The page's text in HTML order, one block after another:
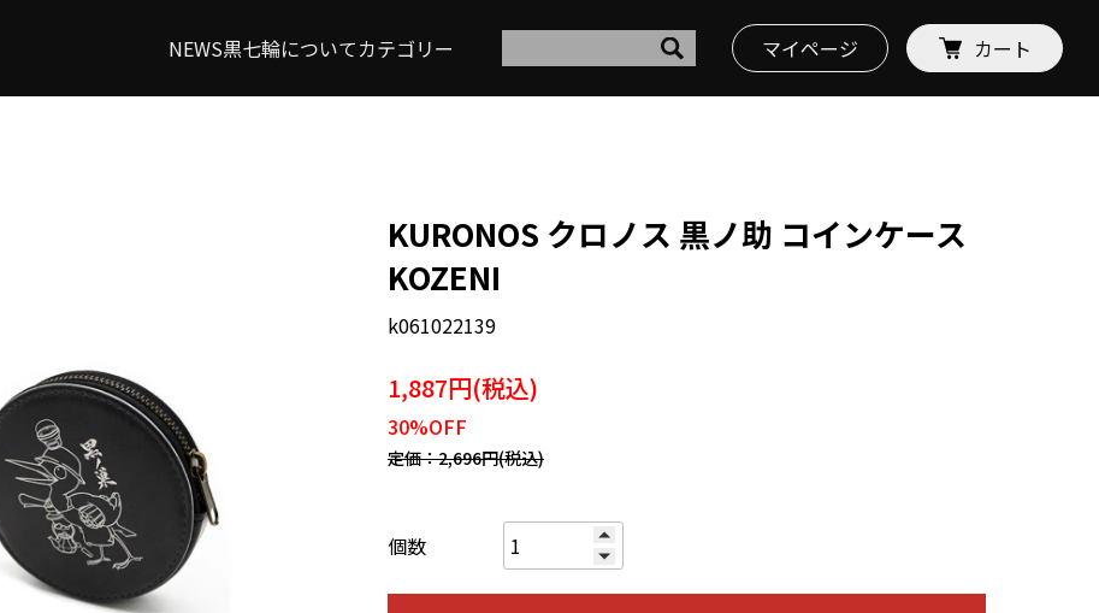
NEWS黒七輪についてカテゴリー マイページ カート
KURONOS クロノス 黒ノ助 コインケース
KOZENI
k061022139
1,887円(税込)
30%OFF
定価：2,696円(税込)
個数